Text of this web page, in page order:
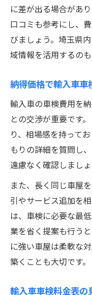
に差が出る場合があ
口コミも参考にし、
びましょう。埼玉県
域情報を活用するのも
納得価格で輸入車車
輸入車の車検費用を
との交渉が重要です
り、相場感を持って
もりの詳細を質問し
遠慮なく確認しましょ
また、長く同じ車屋
引やサービス追加を
は、車検に必要な最
業を省く提案も行う
に強い車屋は柔軟な
築くことも大切です。
輸入車車検料金表の